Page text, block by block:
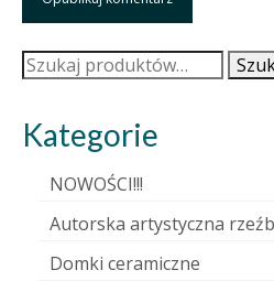
Szukaj:
Kategorie
NOWOŚCI!!!
Autorska artystyczna
Domki ceramiczne